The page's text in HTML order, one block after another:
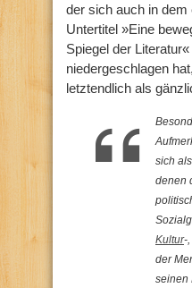
der sich auch in dem
Untertitel »Eine
Spiegel der Literatur«
niedergeschlagen
letztendlich als
sich
denen
Kultur-
der
seinen